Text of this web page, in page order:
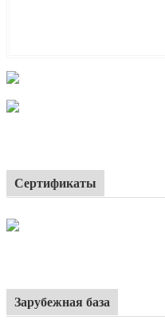
Сертификаты
Зарубежная база